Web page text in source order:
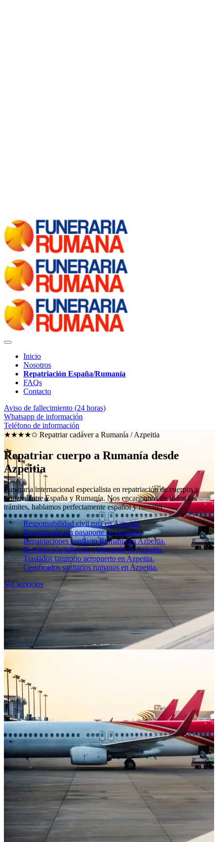
Inicio
Nosotros
Repatriación España/Rumanía
FAQs
Contacto
Aviso de fallecimiento (24 horas)
Whatsapp de información
Teléfono de información
★★★★✩ Repatriar cadáver a Rumanía /Azpeitia
Repatriar cuerpo a Rumanía desde
Azpeitia
Funeraria internacional especialista en repatriación de cuerpos y
cenizas entre España y Rumanía. Nos encargamos de todos los
trámites, hablamos perfectamente español y rumano
Responsabilidad civil ruta en Azpeitia.
Repatriación sin pasaporte en Azpeitia.
Repatriaciones conflicto Rumanía en Azpeitia.
Repatriación fallecido obligatorio en Azpeitia.
Traslados tanatorio aeropuerto en Azpeitia.
Certificados sanitarios rumanos en Azpeitia.
Ver servicios